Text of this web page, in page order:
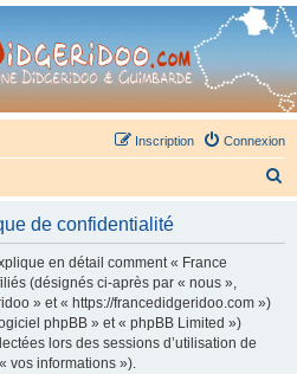
- retrouvez la communauté.
Connexion
Inscription
de confidentialité
en détail comment « France
(désignés ci-après par « nous »,
» et « https://francedidgeridoo.com »)
phpBB » et « phpBB Limited »)
lors des sessions d’utilisation de
vos informations »).